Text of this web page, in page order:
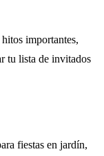
importantes,
tu lista de invitados
fiestas en jardín,